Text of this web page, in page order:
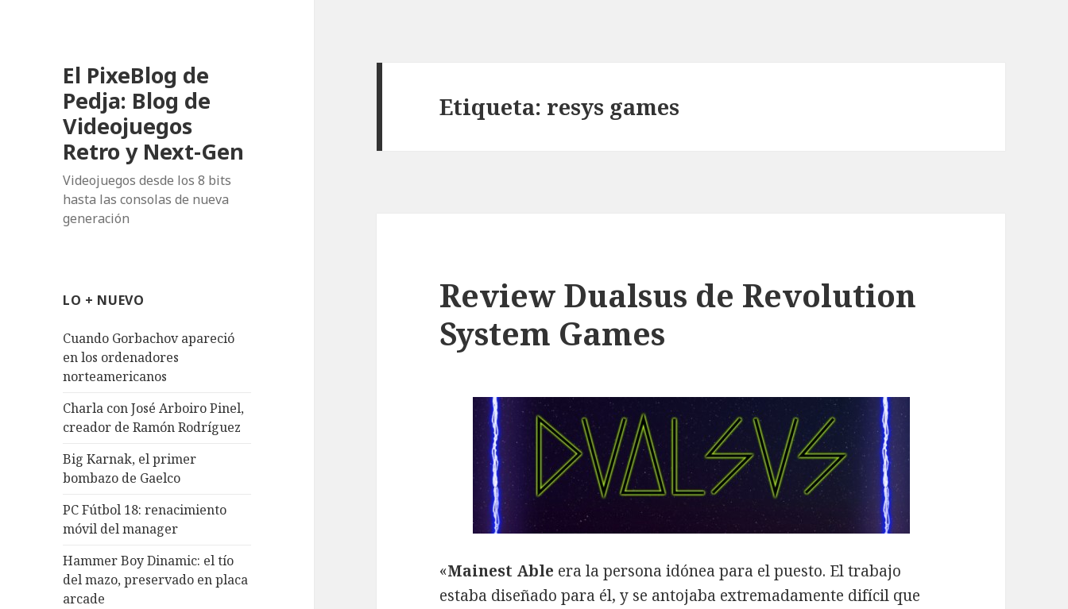
El PixeBlog de
Pedja: Blog de
Videojuegos
Retro y Next-Gen
Videojuegos desde los 8 bits
hasta las consolas de nueva
generación
LO + NUEVO
Cuando Gorbachov apareció
en los ordenadores
norteamericanos
Charla con José Arboiro Pinel,
creador de Ramón Rodríguez
Big Karnak, el primer
bombazo de Gaelco
PC Fútbol 18: renacimiento
móvil del manager
Hammer Boy Dinamic: el tío
del mazo, preservado en placa
arcade
Etiqueta: resys games
Review Dualsus de Revolution
System Games
«Mainest Able era la persona idónea para el puesto. El trabajo
estaba diseñado para él, y se antojaba extremadamente difícil que